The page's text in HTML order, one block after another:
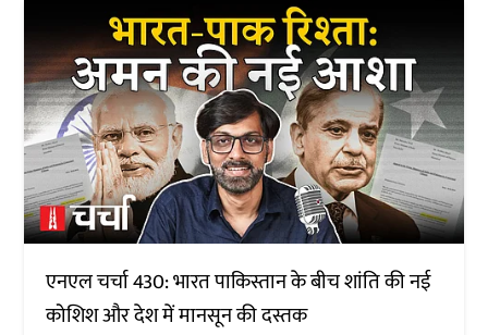
एनएल चर्चा 430: भारत पाकिस्तान के बीच शांति की नई
कोशिश और देश में मानसून की दस्तक